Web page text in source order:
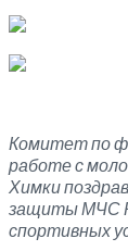
Комитет по
работе с
Химки
защиты МЧС
спортивных